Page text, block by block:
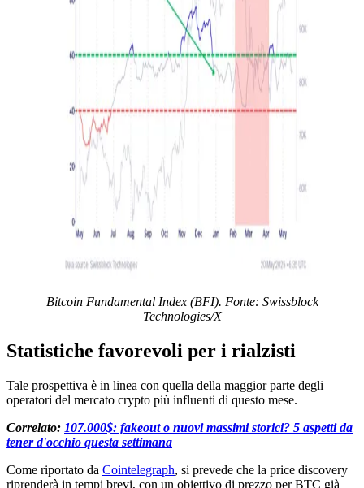
Bitcoin Fundamental Index (BFI). Fonte: Swissblock
Technologies/X
Statistiche favorevoli per i rialzisti
Tale prospettiva è in linea con quella della maggior parte degli
operatori del mercato crypto più influenti di questo mese.
Correlato: 107.000$: fakeout o nuovi massimi storici? 5 aspetti da
tener d'occhio questa settimana
Come riportato da Cointelegraph, si prevede che la price discovery
riprenderà in tempi brevi, con un obiettivo di prezzo per BTC già